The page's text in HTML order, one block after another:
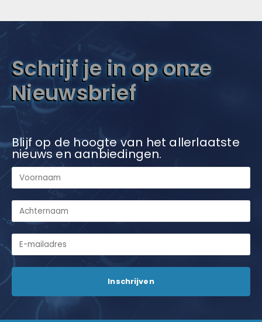
Schrijf je in op onze
Nieuwsbrief
Blijf op de hoogte van het allerlaatste
nieuws en aanbiedingen.